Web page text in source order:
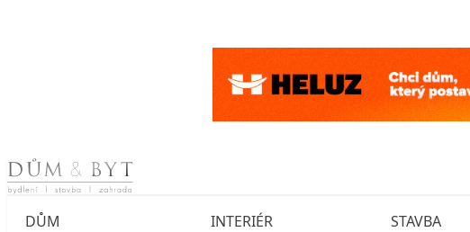
Skip to content
DŮM INTERIÉR STAVBA